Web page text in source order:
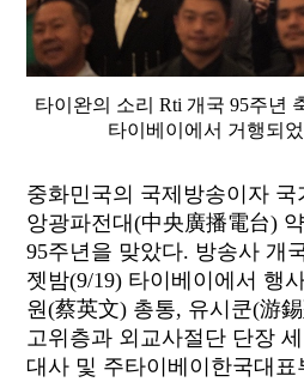
타이완의 소리 Rti 개국 95주년
타이베이에서 거행되
중화민국의 국제방송이자
앙광파전대(中央廣播電台)
95주년을 맞았다. 방송사 개
젯밤(9/19) 타이베이에서 행
원(蔡英文) 총통, 유시쿤(游
고위층과 외교사절단 단장
대사 및 주타이베이한국대표